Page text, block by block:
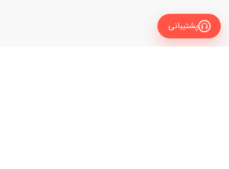
پشتیبانی